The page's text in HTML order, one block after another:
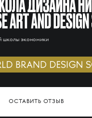
школы экономики
ОСТАВИТЬ ОТЗЫВ